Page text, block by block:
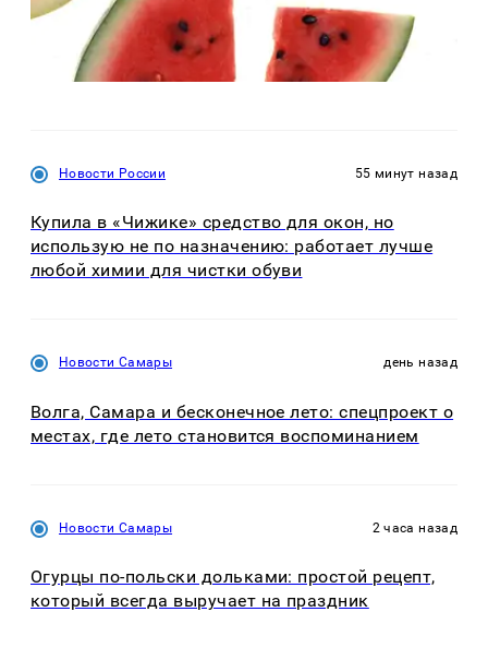
Новости России 55 минут назад
Купила в «Чижике» средство для окон, но
использую не по назначению: работает лучше
любой химии для чистки обуви
Новости Самары день назад
Волга, Самара и бесконечное лето: спецпроект о
местах, где лето становится воспоминанием
Новости Самары 2 часа назад
Огурцы по‑польски дольками: простой рецепт,
который всегда выручает на праздник